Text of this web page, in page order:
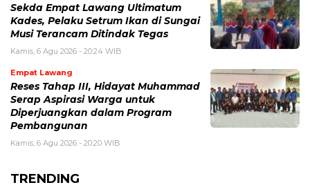
Sekda Empat Lawang Ultimatum
Kades, Pelaku Setrum Ikan di Sungai
Musi Terancam Ditindak Tegas
Kamis, 6 Agu 2026 - 20:24 WIB
Empat Lawang
Reses Tahap III, Hidayat Muhammad
Serap Aspirasi Warga untuk
Diperjuangkan dalam Program
Pembangunan
Kamis, 6 Agu 2026 - 20:20 WIB
TRENDING